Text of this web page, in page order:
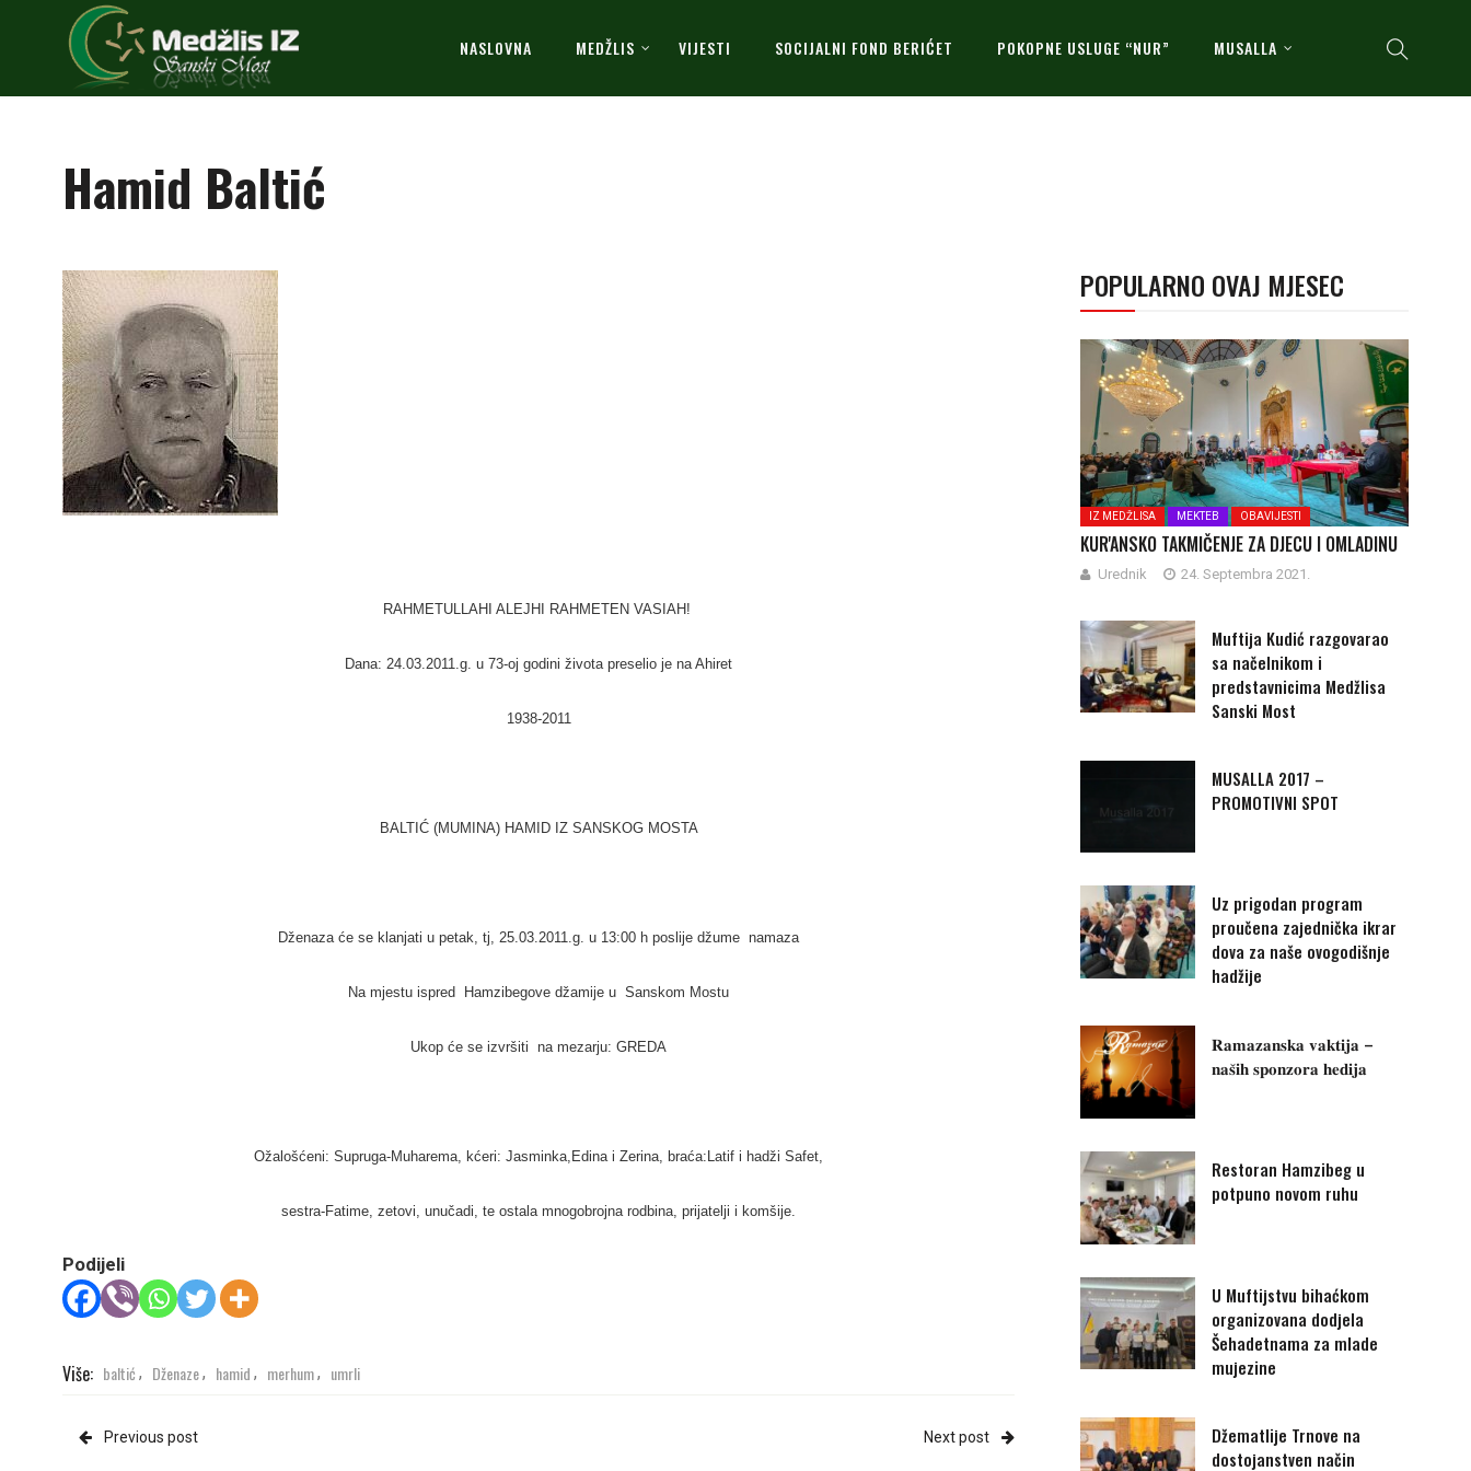
NASLOVNA MEDŽLIS VIJESTI SOCIJALNI FOND BERIĆET POKOPNE USLUGE “NUR” MUSALLA
Hamid Baltić
RAHMETULLAHI ALEJHI RAHMETEN VASIAH!
Dana: 24.03.2011.g. u 73-oj godini života preselio je na Ahiret
1938-2011
BALTIĆ (MUMINA) HAMID IZ SANSKOG MOSTA
Dženaza će se klanjati u petak, tj, 25.03.2011.g. u 13:00 h poslije džume namaza
Na mjestu ispred Hamzibegove džamije u Sanskom Mostu
Ukop će se izvršiti na mezarju: GREDA
Ožalošćeni: Supruga-Muharema, kćeri: Jasminka,Edina i Zerina, braća:Latif i hadži Safet,
sestra-Fatime, zetovi, unučadi, te ostala mnogobrojna rodbina, prijatelji i komšije.
Podijeli
Više: baltić , Dženaze, hamid , merhum, umrli
Previous post Next post
POPULARNO OVAJ MJESEC
IZ MEDŽLISA MEKTEB OBAVIJESTI
KUR'ANSKO TAKMIČENJE ZA DJECU I OMLADINU
Urednik 24. Septembra 2021.
Muftija Kudić razgovarao
sa načelnikom i
predstavnicima Medžlisa
Sanski Most
MUSALLA 2017 –
PROMOTIVNI SPOT
Uz prigodan program
proučena zajednička ikrar
dova za naše ovogodišnje
hadžije
𝐑𝐚𝐦𝐚𝐳𝐚𝐧𝐬𝐤𝐚 𝐯𝐚𝐤𝐭𝐢𝐣𝐚 –
𝐧𝐚𝐬̌𝐢𝐡 𝐬𝐩𝐨𝐧𝐳𝐨𝐫𝐚 𝐡𝐞𝐝𝐢𝐣𝐚
Restoran Hamzibeg u
potpuno novom ruhu
U Muftijstvu bihaćkom
organizovana dodjela
Šehadetnama za mlade
mujezine
Džematlije Trnove na
dostojanstven način